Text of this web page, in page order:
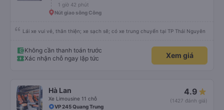
1 giờ 42 phút
Nút giao sông Công
Lái xe vui vẻ, thân thiện; xe sạch sẽ; có xe trung chuyển tại TP Thái Nguyên
Không cần thanh toán trước
Xác nhận chỗ ngay lập tức
Xem giá
Hà Lan
Xe Limousine 11 chỗ
4.9
(1427 đánh giá)
VP 245 Quang Trung